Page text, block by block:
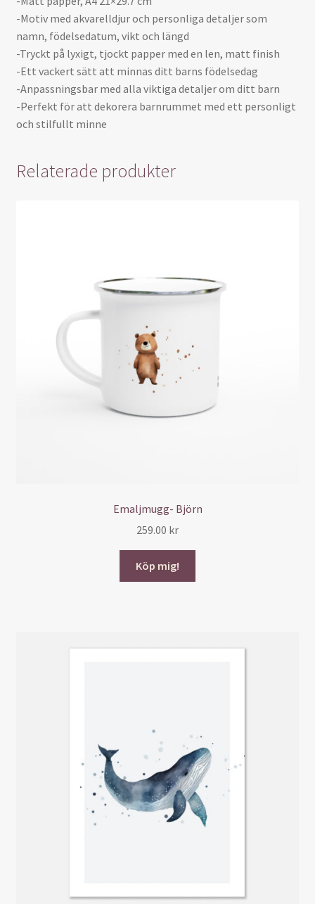
-Motiv med akvarelldjur och personliga detaljer som
namn, födelsedatum, vikt och längd
-Tryckt på lyxigt, tjockt papper med en len, matt finish
-Ett vackert sätt att minnas ditt barns födelsedag
-Anpassningsbar med alla viktiga detaljer om ditt barn
-Perfekt för att dekorera barnrummet med ett personligt
och stilfullt minne
Relaterade produkter
Emaljmugg- Björn
259.00 kr
Köp mig!